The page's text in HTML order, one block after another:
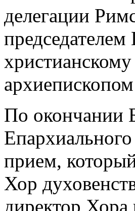
делегации
По окончании
прием,
Хор
директор